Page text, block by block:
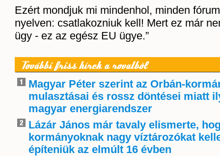
Ezért mondjuk mi mindenhol, minden
nyelven: csatlakozniuk kell! Mert ez már
ügy - ez az egész EU ügye.”
További friss hírek a rovatból
Magyar Péter szerint az Orbán-
mulasztásai és rossz döntései miatt
magyar energiarendszer
Lázár János már tavaly elismerte,
kormányoknak nagy víztározókat
építeniük az elmúlt 16 évben